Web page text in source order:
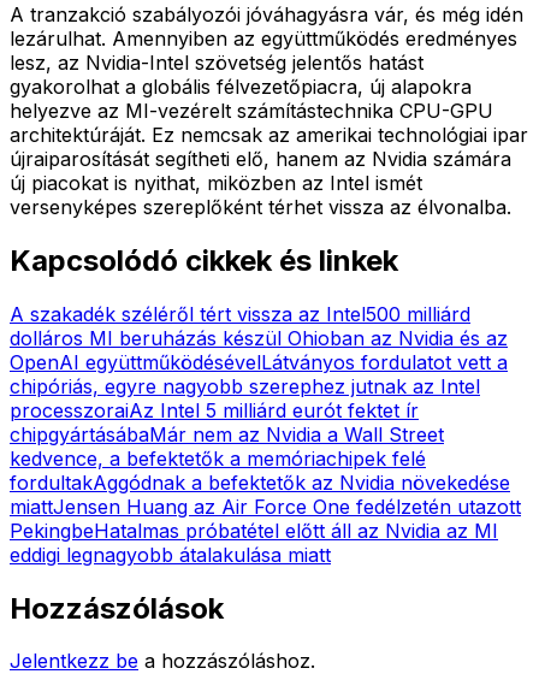
A tranzakció szabályozói jóváhagyásra vár, és még idén
lezárulhat. Amennyiben az együttműködés eredményes
lesz, az Nvidia-Intel szövetség jelentős hatást
gyakorolhat a globális félvezetőpiacra, új alapokra
helyezve az MI-vezérelt számítástechnika CPU-GPU
architektúráját. Ez nemcsak az amerikai technológiai ipar
újraiparosítását segítheti elő, hanem az Nvidia számára
új piacokat is nyithat, miközben az Intel ismét
versenyképes szereplőként térhet vissza az élvonalba.
Kapcsolódó cikkek és linkek
A szakadék széléről tért vissza az Intel500 milliárd
dolláros MI beruházás készül Ohioban az Nvidia és az
OpenAI együttműködésévelLátványos fordulatot vett a
chipóriás, egyre nagyobb szerephez jutnak az Intel
processzoraiAz Intel 5 milliárd eurót fektet ír
chipgyártásábaMár nem az Nvidia a Wall Street
kedvence, a befektetők a memóriachipek felé
fordultakAggódnak a befektetők az Nvidia növekedése
miattJensen Huang az Air Force One fedélzetén utazott
PekingbeHatalmas próbatétel előtt áll az Nvidia az MI
eddigi legnagyobb átalakulása miatt
Hozzászólások
Jelentkezz be a hozzászóláshoz.